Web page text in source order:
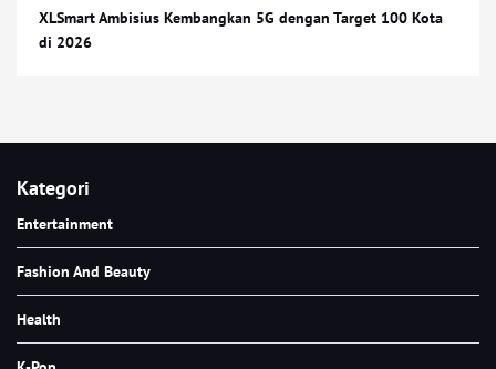
XLSmart Ambisius Kembangkan 5G dengan Target 100 Kota
di 2026
Kategori
Entertainment
Fashion And Beauty
Health